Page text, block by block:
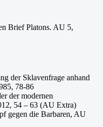
Brief Platons. AU 5,
der Sklavenfrage anhand
78-86
der modernen
54 – 63 (AU Extra)
gegen die Barbaren, AU